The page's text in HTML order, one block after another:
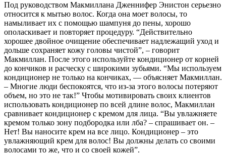
Под руководством Макмиллана Дженнифер Энистон серьезно
относится к мытью волос. Когда она моет волосы, то
намыливает их с помощью шампуня до пены, хорошо
ополаскивает и повторяет процедуру. “Действительно
хорошее двойное очищение обеспечивает надлежащий уход и
дольше сохраняет кожу головы чистой”, – говорит
Макмиллан. После этого используйте кондиционер от корней
до кончиков и расческу с широкими зубьями. “Мы используем
кондиционер не только на кончиках, — объясняет Макмиллан.
– Многие люди беспокоятся, что из-за этого волосы потеряют
объем, но это не так!” Чтобы мотивировать своих клиентов
использовать кондиционер по всей длине волос, Макмиллан
сравнивает кондиционер с кремом для лица. “Вы увлажняете
кремом только зону подбородка или лба? – спрашивает он. –
Нет! Вы наносите крем на все лицо. Кондиционер – это
увлажняющий крем для волос! Вы должны делать со своими
волосами то же, что и со своей кожей”.